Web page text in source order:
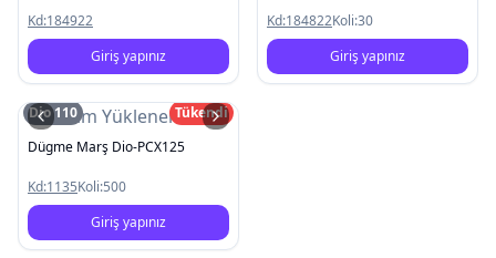
Kd:184922
Giriş yapınız
Kd:184822Koli:30
Giriş yapınız
Resim Yüklenemedi
Dio 110
Tükendi
Dügme Marş Dio-PCX125
Kd:1135Koli:500
Giriş yapınız